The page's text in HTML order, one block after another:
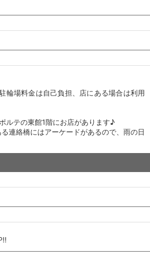
輪場料金は自己負担、店にある場合は利用
ルテの東館1階にお店があります♪
連絡橋にはアーケードがあるので、雨の日